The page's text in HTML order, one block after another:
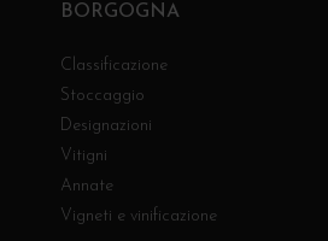
BORGOGNA
Classificazione
Stoccaggio
Designazioni
Vitigni
Annate
Vigneti e vinificazione